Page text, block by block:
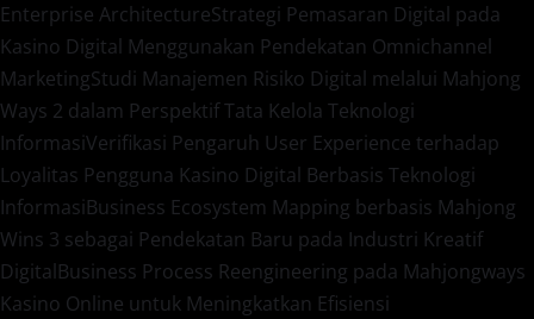
Enterprise ArchitectureStrategi Pemasaran Digital pada
Kasino Digital Menggunakan Pendekatan Omnichannel
MarketingStudi Manajemen Risiko Digital melalui Mahjong
Ways 2 dalam Perspektif Tata Kelola Teknologi
InformasiVerifikasi Pengaruh User Experience terhadap
Loyalitas Pengguna Kasino Digital Berbasis Teknologi
InformasiBusiness Ecosystem Mapping berbasis Mahjong
Wins 3 sebagai Pendekatan Baru pada Industri Kreatif
DigitalBusiness Process Reengineering pada Mahjongways
Kasino Online untuk Meningkatkan Efisiensi